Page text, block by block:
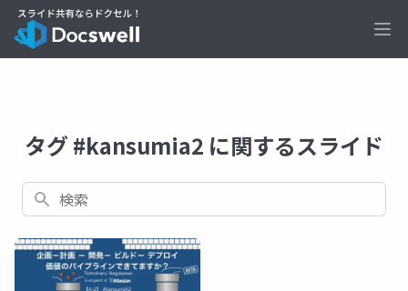
タグ #kansumia2 に関するスライド
検索